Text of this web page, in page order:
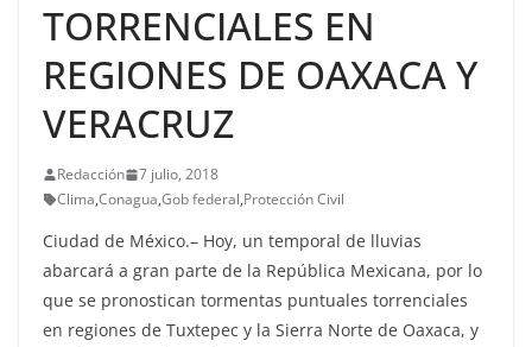
TORRENCIALES EN
REGIONES DE OAXACA Y
VERACRUZ
Redacción
7 julio, 2018
Clima,Conagua,Gob federal,Protección Civil
Ciudad de México.– Hoy, un temporal de lluvias
abarcará a gran parte de la República Mexicana, por lo
que se pronostican tormentas puntuales torrenciales
en regiones de Tuxtepec y la Sierra Norte de Oaxaca, y